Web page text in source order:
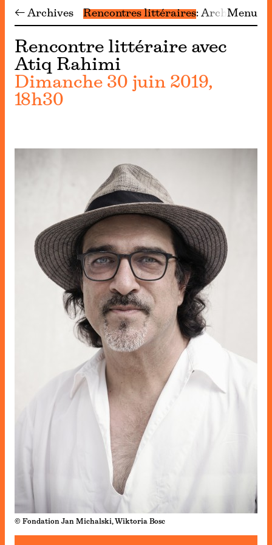
← Archives Rencontres littéraires Archives
Menu
Rencontre littéraire avec
Atiq Rahimi
Dimanche 30 juin 2019,
18h30
© Fondation Jan Michalski, Wiktoria Bosc